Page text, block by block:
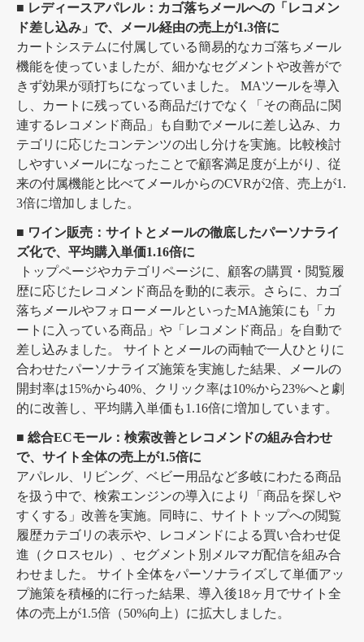
■ レディースアパレル：カゴ落ちメールへの「レコメン
ド差し込み」で、メール経由の売上が1.3倍に
カートシステムに付属している簡易的なカゴ落ちメール
機能を使っていましたが、細かなセグメントや改善がで
きず効果が頭打ちになっていました。
MAツールを導入
し、カートに残っている商品だけでなく「その商品に関
連するレコメンド商品」も自動でメールに差し込み、カ
テゴリに応じたコンテンツの出し分けを実施。比較検討
しやすいメールになったことで顧客満足度が上がり、従
来の付属機能と比べてメールからのCVRが2倍、売上が1.
3倍に増加しました。
■ ワイン販売：サイトとメールの徹底したパーソナライ
ズ化で、平均購入単価1.16倍に
トップページやカテゴリページに、顧客の購買・閲覧履
歴に応じたレコメンド商品を動的に表示。さらに、カゴ
落ちメールやフォローメールといったMA施策にも「カ
ートに入っている商品」や「レコメンド商品」を自動で
差し込みました。
サイトとメールの両軸で一人ひとりに
合わせたパーソナライズ施策を実施した結果、メールの
開封率は15%から40%、クリック率は10%から23%へと劇
的に改善し、平均購入単価も1.16倍に増加しています。
■ 総合ECモール：検索改善とレコメンドの組み合わせ
で、サイト全体の売上が1.5倍に
アパレル、リビング、ベビー用品など多岐にわたる商品
を扱う中で、検索エンジンの導入により「商品を探しや
すくする」改善を実施。同時に、サイトトップへの閲覧
履歴カテゴリの表示や、レコメンドによる買い合わせ促
進（クロスセル）、セグメント別メルマガ配信を組み合
わせました。
サイト全体をパーソナライズして単価アッ
プ施策を積極的に行った結果、導入後18ヶ月でサイト全
体の売上が1.5倍（50%向上）に拡大しました。